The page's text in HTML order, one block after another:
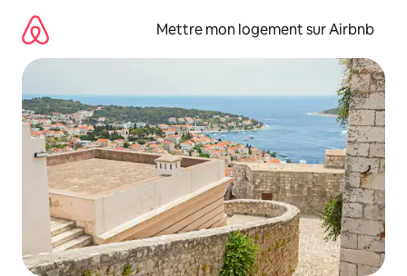
directement
contenu
Mettre mon logement sur Airbnb